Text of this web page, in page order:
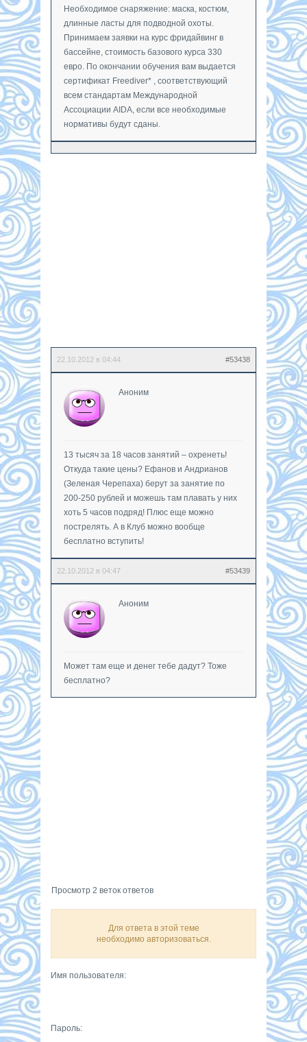
Необходимое снаряжение: маска, костюм,
длинные ласты для подводной охоты.
Принимаем заявки на курс фридайвинг в
бассейне, стоимость базового курса 330
евро. По окончании обучения вам выдается
сертификат Freediver* , соответствующий
всем стандартам Международной
Ассоциации AIDA, если все необходимые
нормативы будут сданы.
22.10.2012 в 04:44 #53438
Аноним
13 тысяч за 18 часов занятий – охренеть!
Откуда такие цены? Ефанов и Андрианов
(Зеленая Черепаха) берут за занятие по
200-250 рублей и можешь там плавать у них
хоть 5 часов подряд! Плюс еще можно
пострелять. А в Клуб можно вообще
бесплатно вступить!
22.10.2012 в 04:47 #53439
Аноним
Может там еще и денег тебе дадут? Тоже
бесплатно?
Просмотр 2 веток ответов
Для ответа в этой теме
необходимо авторизоваться.
Имя пользователя:
Пароль: